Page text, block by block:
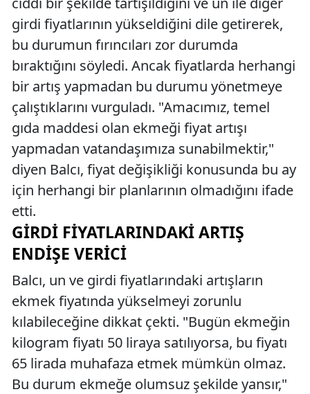
girdi fiyatlarının yükseldiğini dile getirerek,
bu durumun fırıncıları zor durumda
bıraktığını söyledi. Ancak fiyatlarda herhangi
bir artış yapmadan bu durumu yönetmeye
çalıştıklarını vurguladı. "Amacımız, temel
gıda maddesi olan ekmeği fiyat artışı
yapmadan vatandaşımıza sunabilmektir,"
diyen Balcı, fiyat değişikliği konusunda bu ay
için herhangi bir planlarının olmadığını ifade
etti.
GIRDI FIYATLARINDAKI ARTIŞ
ENDIŞE VERICI
Balcı, un ve girdi fiyatlarındaki artışların
ekmek fiyatında yükselmeyi zorunlu
kılabileceğine dikkat çekti. "Bugün ekmeğin
kilogram fiyatı 50 liraya satılıyorsa, bu fiyatı
65 lirada muhafaza etmek mümkün olmaz.
Bu durum ekmeğe olumsuz şekilde yansır,"